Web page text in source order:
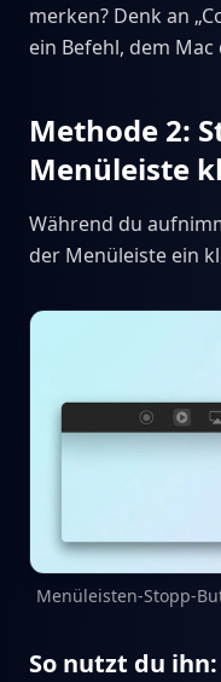
merken? Denk an
ein Befehl, dem
Methode 2:
Menüleiste
Während du
der Menüleiste ein
Menüleisten-Stopp-
So nutzt du ihn: